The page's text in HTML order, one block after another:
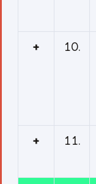
+ 10.
+ 11.